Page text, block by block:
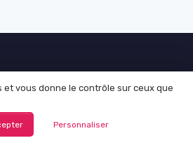
for Designers
and their role in the design process
Illustrator
et vous donne le contrôle sur ceux que
Personnaliser